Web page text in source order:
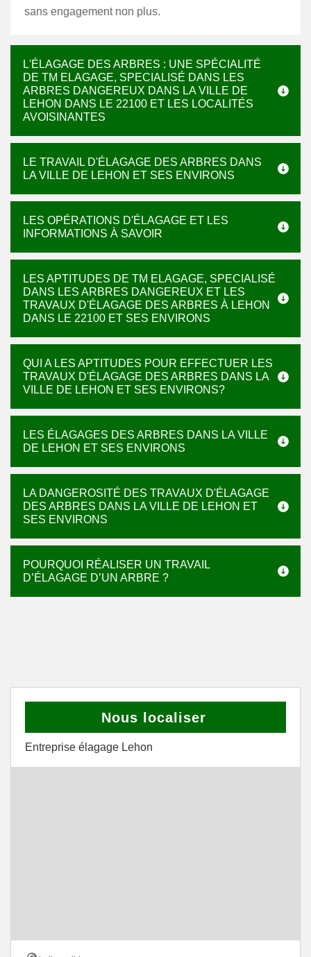
sans engagement non plus.
L'ÉLAGAGE DES ARBRES : UNE SPÉCIALITÉ
DE TM ELAGAGE, SPECIALISÉ DANS LES
ARBRES DANGEREUX DANS LA VILLE DE
LEHON DANS LE 22100 ET LES LOCALITÉS
AVOISINANTES
LE TRAVAIL D'ÉLAGAGE DES ARBRES DANS
LA VILLE DE LEHON ET SES ENVIRONS
LES OPÉRATIONS D'ÉLAGAGE ET LES
INFORMATIONS À SAVOIR
LES APTITUDES DE TM ELAGAGE, SPECIALISÉ
DANS LES ARBRES DANGEREUX ET LES
TRAVAUX D'ÉLAGAGE DES ARBRES À LEHON
DANS LE 22100 ET SES ENVIRONS
QUI A LES APTITUDES POUR EFFECTUER LES
TRAVAUX D'ÉLAGAGE DES ARBRES DANS LA
VILLE DE LEHON ET SES ENVIRONS?
LES ÉLAGAGES DES ARBRES DANS LA VILLE
DE LEHON ET SES ENVIRONS
LA DANGEROSITÉ DES TRAVAUX D'ÉLAGAGE
DES ARBRES DANS LA VILLE DE LEHON ET
SES ENVIRONS
POURQUOI RÉALISER UN TRAVAIL
D’ÉLAGAGE D’UN ARBRE ?
Nous localiser
Entreprise élagage Lehon